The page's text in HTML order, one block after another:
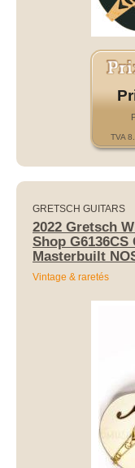
TVA
GRETSCH GUITARS
2022 Gretsch
Shop
Masterbuilt
Vintage & raretés